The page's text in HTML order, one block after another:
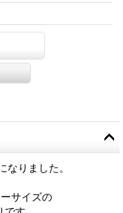
なりました。
サイズの